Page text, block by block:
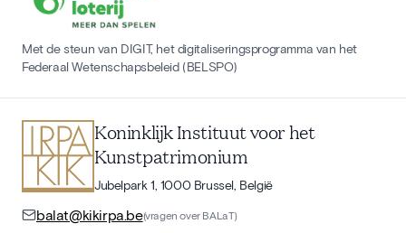
Met de steun van DIGIT, het digitaliseringsprogramma van het
Federaal Wetenschapsbeleid (BELSPO)
Koninklijk Instituut voor het
Kunstpatrimonium
Jubelpark 1, 1000 Brussel, België
balat@kikirpa.be(vragen over BALaT)